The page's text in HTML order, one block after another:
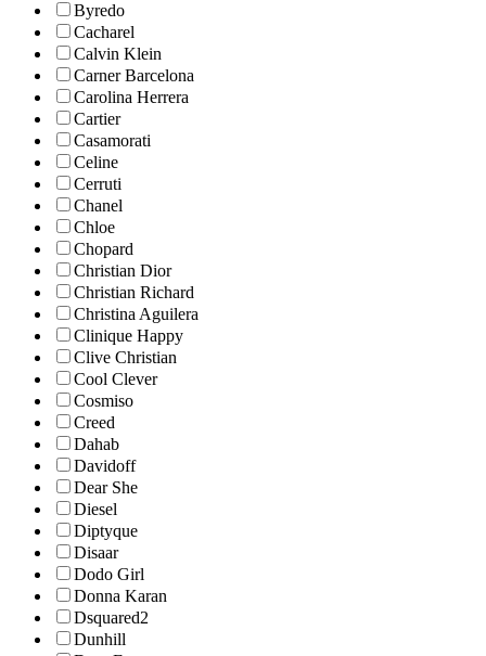
Byredo
Cacharel
Calvin Klein
Carner Barcelona
Carolina Herrera
Cartier
Casamorati
Celine
Cerruti
Chanel
Chloe
Chopard
Christian Dior
Christian Richard
Christina Aguilera
Clinique Happy
Clive Christian
Cool Clever
Cosmiso
Creed
Dahab
Davidoff
Dear She
Diesel
Diptyque
Disaar
Dodo Girl
Donna Karan
Dsquared2
Dunhill